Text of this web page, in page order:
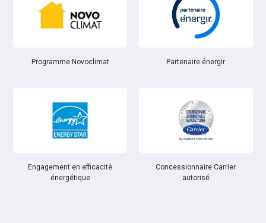
Programme Novoclimat Partenaire énergir
Engagement en efficacité
énergétique
Concessionnaire Carrier
autorisé